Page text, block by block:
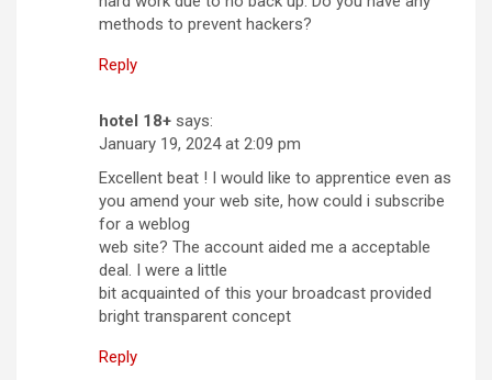
methods to prevent hackers?
Reply
hotel 18+ says:
January 19, 2024 at 2:09 pm
Excellent beat ! I would like to apprentice even as
you amend your web site, how could i subscribe
for a weblog
web site? The account aided me a acceptable
deal. I were a little
bit acquainted of this your broadcast provided
bright transparent concept
Reply